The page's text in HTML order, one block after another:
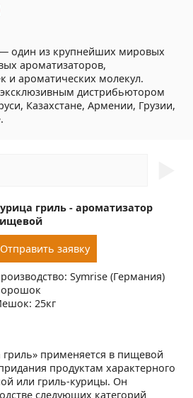
— один из крупнейших мировых
ароматизаторов,
и ароматических молекул.
эксклюзивным дистрибьютором
Казахстане, Армении, Грузии,
гриль - ароматизатор
Отправить заявку
Symrise (Германия)
25кг
применяется в пищевой
продуктам характерного
или гриль-курицы. Он
следующих категорий